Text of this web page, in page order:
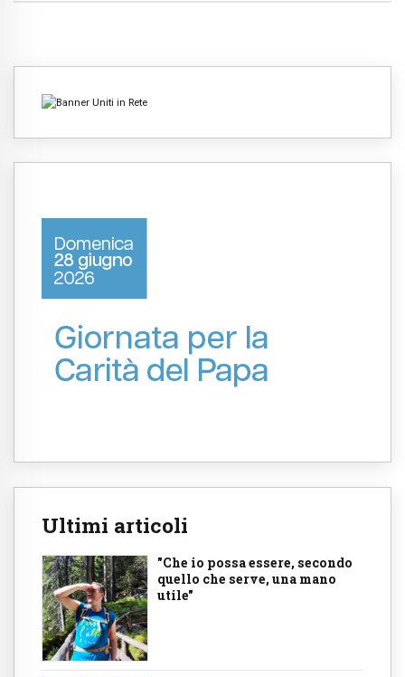
Ultimi articoli
"Che io possa essere, secondo
quello che serve, una mano
utile"